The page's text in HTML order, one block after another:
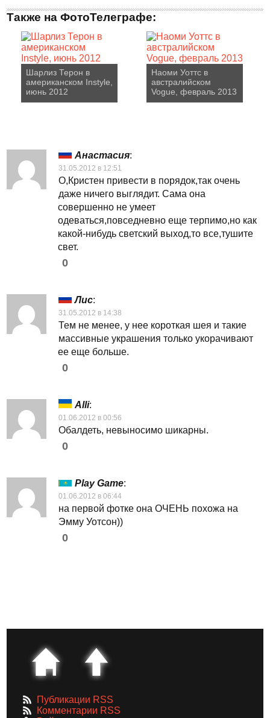
Также на ФотоТелеграфе:
Шарлиз Терон в
американском Instyle,
июнь 2012
Наоми Уоттс в
австралийском
Vogue, февраль 2013
Анастасия:
31.05.2012 в 12:51
О,Кристен привести в порядок,так очень
даже ничего выглядит. Сама она
совершенно не умеет
одеваться,повседневно еще терпимо,но как
какой-нибудь светский выход,то все,тушите
свет.
0
Лис:
31.05.2012 в 14:38
Тем не менее, у нее короткая шея и такие
массивные украшения только укорачивают
ее еще больше.
0
Alli:
01.06.2012 в 00:56
Обалдеть, невыносимо шикарны.
0
Play Game:
01.06.2012 в 06:44
на первой фотке она ОЧЕНЬ похожа на
Эмму Уотсон))
0
Публикации RSS
Комментарии RSS